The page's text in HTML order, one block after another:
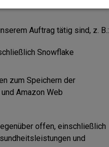
Auftrag tätig sind, z. B.:
Snowflake
zum Speichern der
und Amazon Web
offen, einschließlich
und